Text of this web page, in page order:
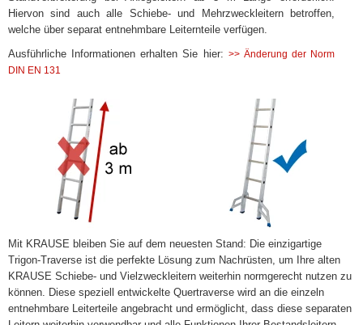
Hiervon sind auch alle Schiebe- und Mehrzweckleitern betroffen,
welche über separat entnehmbare Leiternteile verfügen.
Ausführliche Informationen erhalten Sie hier: >> Änderung der Norm
DIN EN 131
Mit KRAUSE bleiben Sie auf dem neuesten Stand: Die einzigartige
Trigon-Traverse ist die perfekte Lösung zum Nachrüsten, um Ihre alten
KRAUSE Schiebe- und Vielzweckleitern weiterhin normgerecht nutzen zu
können. Diese speziell entwickelte Quertraverse wird an die einzeln
entnehmbare Leiterteile angebracht und ermöglicht, dass diese separaten